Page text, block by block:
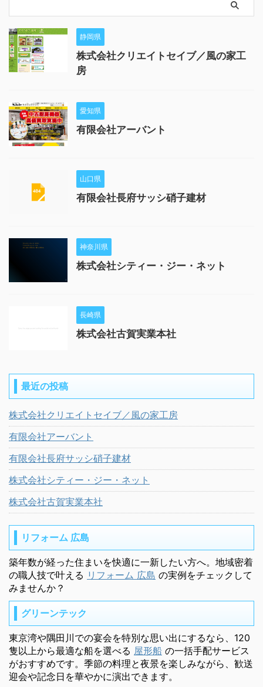
静岡県
株式会社クリエイトセイブ／風の家工
房
愛知県
有限会社アーバント
山口県
有限会社長府サッシ硝子建材
神奈川県
株式会社シティー・ジー・ネット
長崎県
株式会社古賀実業本社
最近の投稿
株式会社クリエイトセイブ／風の家工房
有限会社アーバント
有限会社長府サッシ硝子建材
株式会社シティー・ジー・ネット
株式会社古賀実業本社
リフォーム 広島
築年数が経った住まいを快適に一新したい方へ。地域密着
の職人技で叶える リフォーム 広島 の実例をチェックして
みませんか？
グリーンテック
東京湾や隅田川での宴会を特別な思い出にするなら、120
隻以上から最適な船を選べる 屋形船 の一括手配サービス
がおすすめです。季節の料理と夜景を楽しみながら、歓送
迎会や記念日を華やかに演出できます。